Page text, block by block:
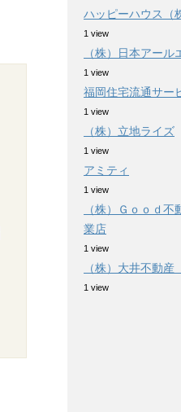
ハッピーハウス（
1 view
（株）日本アール
1 view
福岡住宅流通サー
1 view
（株）立地ライズ
1 view
アミティ
1 view
（株）Ｇｏｏｄ
業店
1 view
（株）大井不動
1 view